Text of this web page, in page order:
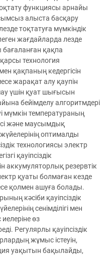
функциясы арнайы
алыста басқару
тоқтатуға мүмкіндік
жағдайларда лезде
қақпа
технология
қақпаның кедергісін
жарақат алу қаупін
үшін қуат шығысын
бейімделу алгоритмдері
мүмкін температураның
және маусымдық
жүйелерінің оптималды
технологиясы электр
қауіпсіздік
аккумуляторлық резервтік
қуаты болмаған кезде
қолмен ашуға болады.
кәсіби қауіпсіздік
сенімділігі мен
өз
Регулярлы қауіпсіздік
жұмыс істеуін,
уақытын бақылайды,